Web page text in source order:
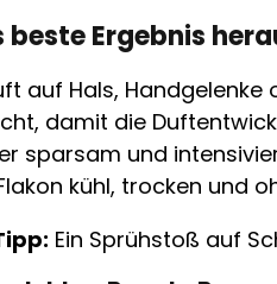
beste Ergebnis
auf Hals, Handgelenke
damit die
sparsam und
kühl, trocken und
Ein Sprühstoß auf